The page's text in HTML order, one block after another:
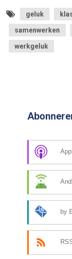
geluk
samenwerken
werkgeluk
by